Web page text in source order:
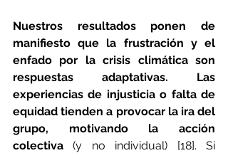
Nuestros resultados ponen de
manifiesto que la frustración y el
enfado por la crisis climática son
respuestas adaptativas. Las
experiencias de injusticia o falta de
equidad tienden a provocar la ira del
grupo, motivando la acción
colectiva (y no individual) [18]. Si